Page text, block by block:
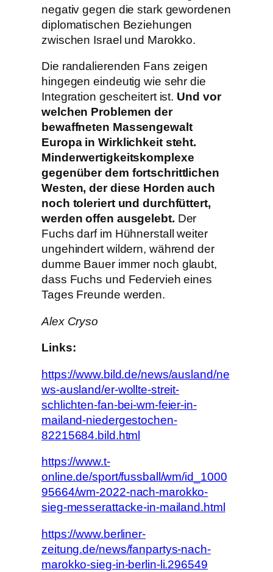
negativ gegen die stark gewordenen
diplomatischen Beziehungen
zwischen Israel und Marokko.
Die randalierenden Fans zeigen
hingegen eindeutig wie sehr die
Integration gescheitert ist. Und vor
welchen Problemen der
bewaffneten Massengewalt
Europa in Wirklichkeit steht.
Minderwertigkeitskomplexe
gegenüber dem fortschrittlichen
Westen, der diese Horden auch
noch toleriert und durchfüttert,
werden offen ausgelebt. Der
Fuchs darf im Hühnerstall weiter
ungehindert wildern, während der
dumme Bauer immer noch glaubt,
dass Fuchs und Federvieh eines
Tages Freunde werden.
Alex Cryso
Links:
https://www.bild.de/news/ausland/ne
ws-ausland/er-wollte-streit-
schlichten-fan-bei-wm-feier-in-
mailand-niedergestochen-
82215684.bild.html
https://www.t-
online.de/sport/fussball/wm/id_1000
95664/wm-2022-nach-marokko-
sieg-messerattacke-in-mailand.html
https://www.berliner-
zeitung.de/news/fanpartys-nach-
marokko-sieg-in-berlin-li.296549